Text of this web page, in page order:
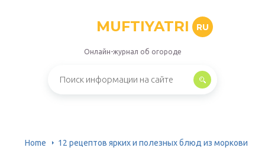
MUFTIYATRI RU
Онлайн-журнал об огороде
Home 12 рецептов ярких и полезных блюд из моркови